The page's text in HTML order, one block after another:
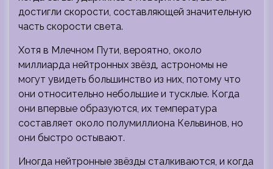
достигли скорости, составляющей значительную
часть скорости света.
Хотя в Млечном Пути, вероятно, около
миллиарда нейтронных звёзд, астрономы не
могут увидеть большинство из них, потому что
они относительно небольшие и тусклые. Когда
они впервые образуются, их температура
составляет около полумиллиона Кельвинов, но
они быстро остывают.
Иногда нейтронные звёзды сталкиваются, и когда